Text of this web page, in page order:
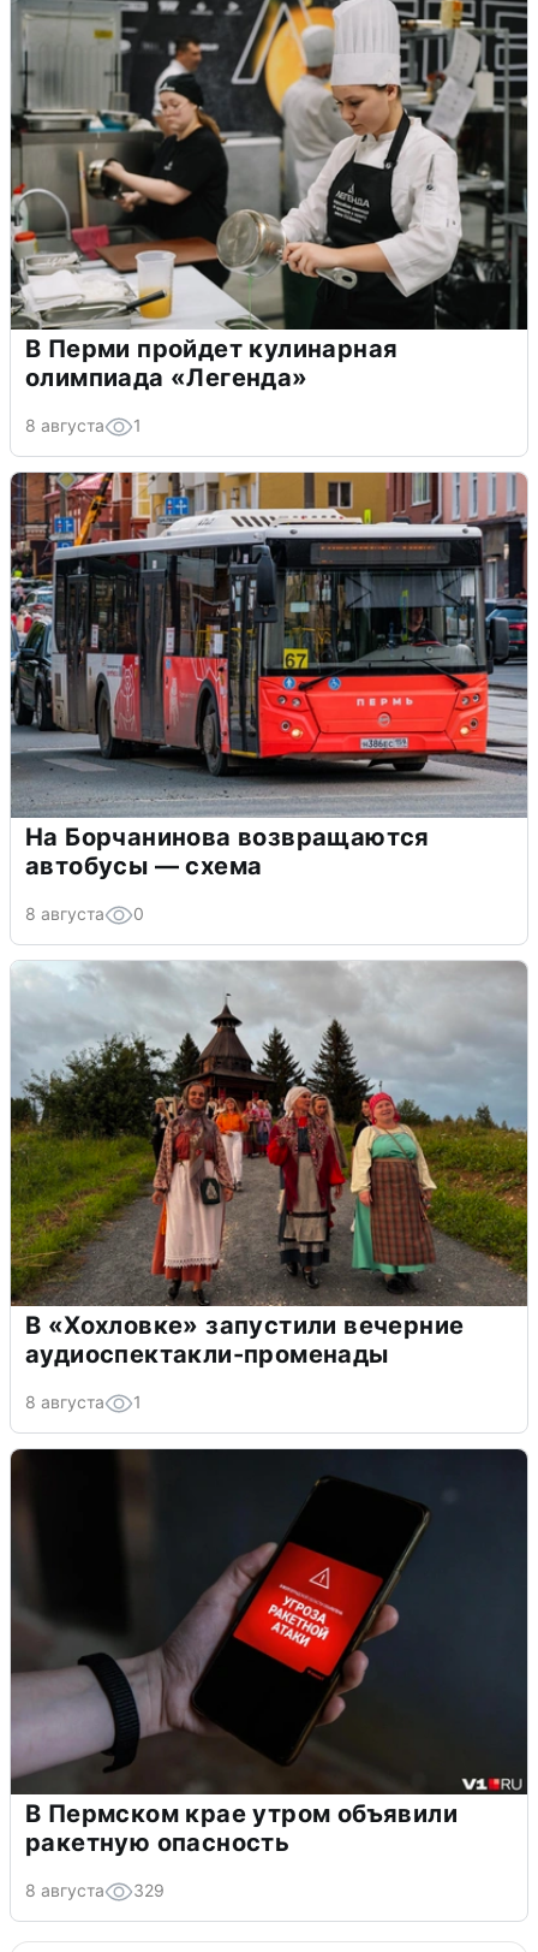
В Перми пройдет кулинарная
олимпиада «Легенда»
8 августа 1
На Борчанинова возвращаются
автобусы — схема
8 августа 0
В «Хохловке» запустили вечерние
аудиоспектакли-променады
8 августа 1
В Пермском крае утром объявили
ракетную опасность
8 августа 329